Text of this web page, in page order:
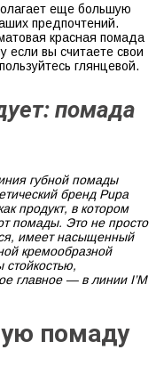
еще большую
предпочтений.
красная помада
если вы считаете свои
глянцевой.
помада
губной помады
бренд Pupa
продукт, в котором
помады. Это не просто
имеет насыщенный
кремообразной
стойкостью,
главное — в линии I’M
помаду